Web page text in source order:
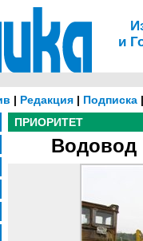
и
| Редакция | Подписка
ПРИОРИТЕТ
Водовод